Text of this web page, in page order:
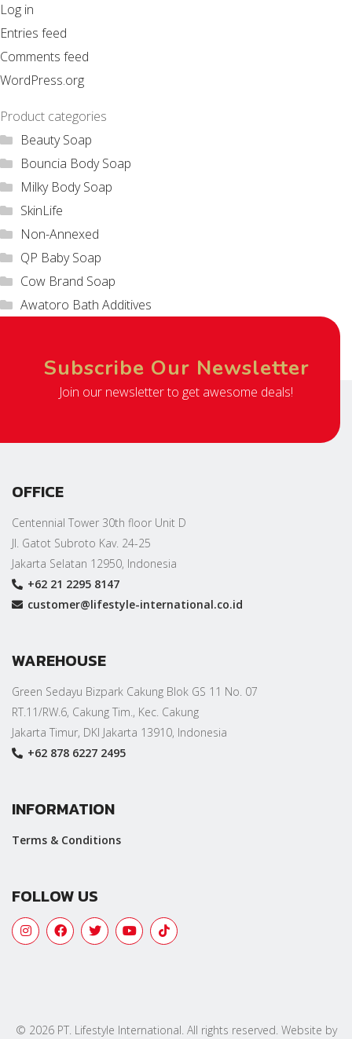
Log in
Entries feed
Comments feed
WordPress.org
Product categories
Beauty Soap
Bouncia Body Soap
Milky Body Soap
SkinLife
Non-Annexed
QP Baby Soap
Cow Brand Soap
Awatoro Bath Additives
Subscribe Our Newsletter
Join our newsletter to get awesome deals!
OFFICE
Centennial Tower 30th floor Unit D
Jl. Gatot Subroto Kav. 24-25
Jakarta Selatan 12950, Indonesia
+62 21 2295 8147
customer@lifestyle-international.co.id
WAREHOUSE
Green Sedayu Bizpark Cakung Blok GS 11 No. 07
RT.11/RW.6, Cakung Tim., Kec. Cakung
Jakarta Timur, DKI Jakarta 13910, Indonesia
+62 878 6227 2495
INFORMATION
Terms & Conditions
FOLLOW US
© 2026 PT. Lifestyle International. All rights reserved. Website by